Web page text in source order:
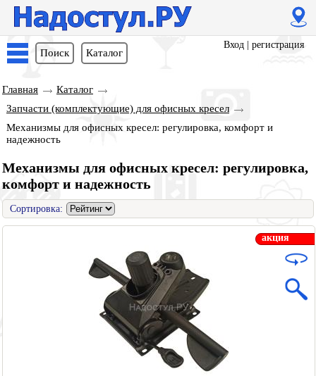
Поиск Каталог
Вход регистрация
Главная
Каталог
Запчасти (комплектующие) для офисных кресел
Механизмы для офисных кресел: регулировка, комфорт и
надежность
Механизмы для офисных кресел: регулировка,
комфорт и надежность
Сортировка:
акция